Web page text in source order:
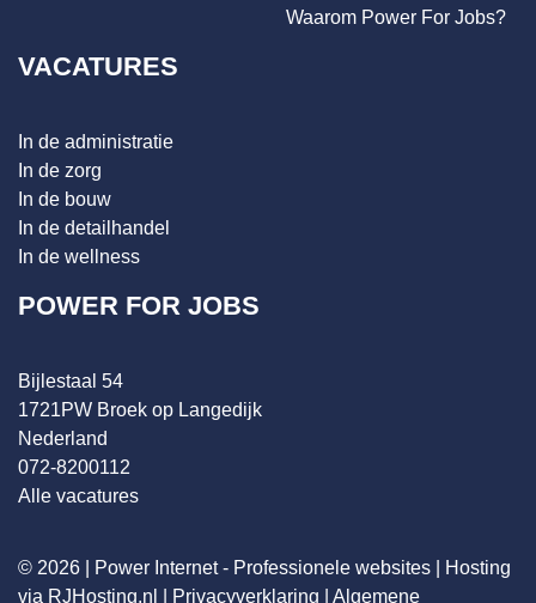
Waarom Power For Jobs?
VACATURES
In de administratie
In de zorg
In de bouw
In de detailhandel
In de wellness
POWER FOR JOBS
Bijlestaal 54
1721PW Broek op Langedijk
Nederland
072-8200112
Alle vacatures
© 2026 | Power Internet - Professionele websites
Hosting
via RJHosting.nl
Privacyverklaring Algemene